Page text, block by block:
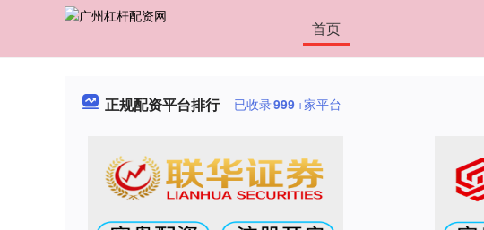
首页
正规配资平台排行 已收录999+家平台